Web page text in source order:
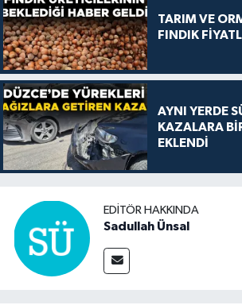
TARIM VE
FINDIK
AYNI YERDE
KAZALARA
EKLENDİ
EDITÖR HAKKINDA
Sadullah Ünsal